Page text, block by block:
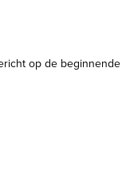
op de beginnende